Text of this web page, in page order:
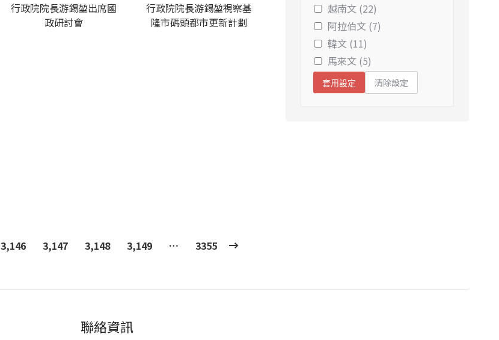
行政院院長游錫堃出席國
政研討會
行政院院長游錫堃視察基
隆市碼頭都市更新計劃
3,146 3,147 3,148 3,149 … 3355
越南文 (22)
阿拉伯文 (7)
韓文 (11)
馬來文 (5)
套用設定 清除設定
聯絡資訊